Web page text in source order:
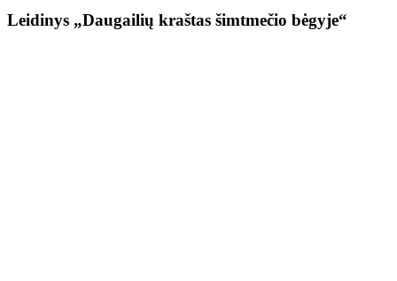
Leidinys „Daugailių kraštas šimtmečio bėgyje“